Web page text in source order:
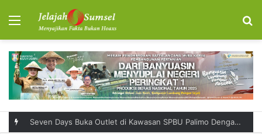
Menu
Seven Days Buka Outlet di Kawasan SPBU Palimo Dengan Konsep One Stop Hangout Destination